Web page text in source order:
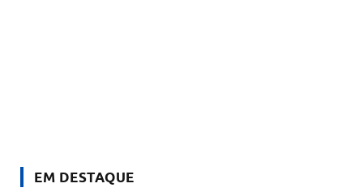
EM DESTAQUE